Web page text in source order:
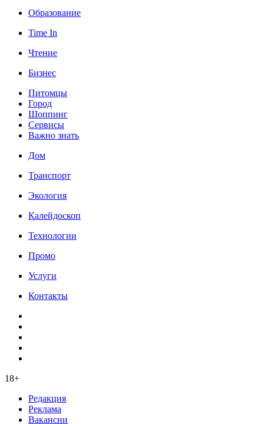
Образование
Time In
Чтение
Бизнес
Питомцы
Город
Шоппинг
Сервисы
Важно знать
Дом
Транспорт
Экология
Калейдоскоп
Технологии
Промо
Услуги
Контакты
18+
Редакция
Реклама
Вакансии